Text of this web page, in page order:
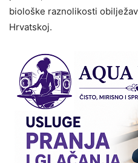
biološke raznolikosti
Hrvatskoj.